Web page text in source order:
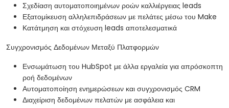
Σχεδίαση αυτοματοποιημένων ροών καλλιέργειας leads
Εξατομίκευση αλληλεπιδράσεων με πελάτες μέσω του Make
Κατάτμηση και στόχευση leads αποτελεσματικά
Συγχρονισμός Δεδομένων Μεταξύ Πλατφορμών
Ενσωμάτωση του HubSpot με άλλα εργαλεία για απρόσκοπτη
ροή δεδομένων
Αυτοματοποίηση ενημερώσεων και συγχρονισμός CRM
Διαχείριση δεδομένων πελατών με ασφάλεια και